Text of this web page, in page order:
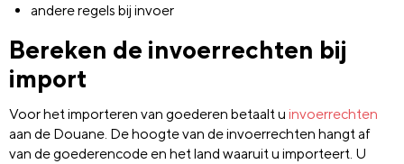
andere regels bij invoer
Bereken de invoerrechten bij
import
Voor het importeren van goederen betaalt u invoerrechten
aan de Douane. De hoogte van de invoerrechten hangt af
van de goederencode en het land waaruit u importeert. U